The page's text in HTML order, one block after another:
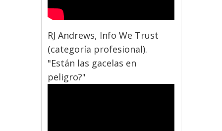
RJ Andrews, Info We Trust
(categoría profesional).
"Están las gacelas en
peligro?"